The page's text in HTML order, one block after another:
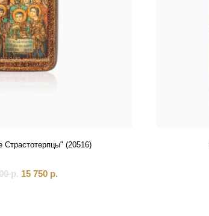
Страстотерпцы" (20516)
р. 15 750 р.